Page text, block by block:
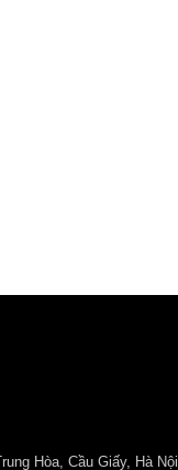
Hòa, Cầu Giấy, Hà Nội